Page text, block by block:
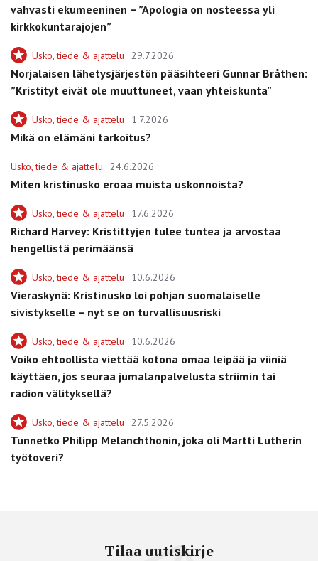
vahvasti ekumeeninen – ”Apologia on nosteessa yli
kirkkokuntarajojen”
Usko, tiede & ajattelu 29.7.2026
Norjalaisen lähetysjärjestön pääsihteeri Gunnar Bråthen:
”Kristityt eivät ole muuttuneet, vaan yhteiskunta”
Usko, tiede & ajattelu 1.7.2026
Mikä on elämäni tarkoitus?
Usko, tiede & ajattelu 24.6.2026
Miten kristinusko eroaa muista uskonnoista?
Usko, tiede & ajattelu 17.6.2026
Richard Harvey: Kristittyjen tulee tuntea ja arvostaa
hengellistä perimäänsä
Usko, tiede & ajattelu 10.6.2026
Vieraskynä: Kristinusko loi pohjan suomalaiselle
sivistykselle – nyt se on turvallisuusriski
Usko, tiede & ajattelu 10.6.2026
Voiko ehtoollista viettää kotona omaa leipää ja viiniä
käyttäen, jos seuraa jumalanpalvelusta striimin tai
radion välityksellä?
Usko, tiede & ajattelu 27.5.2026
Tunnetko Philipp Melanchthonin, joka oli Martti Lutherin
työtoveri?
Tilaa uutiskirje